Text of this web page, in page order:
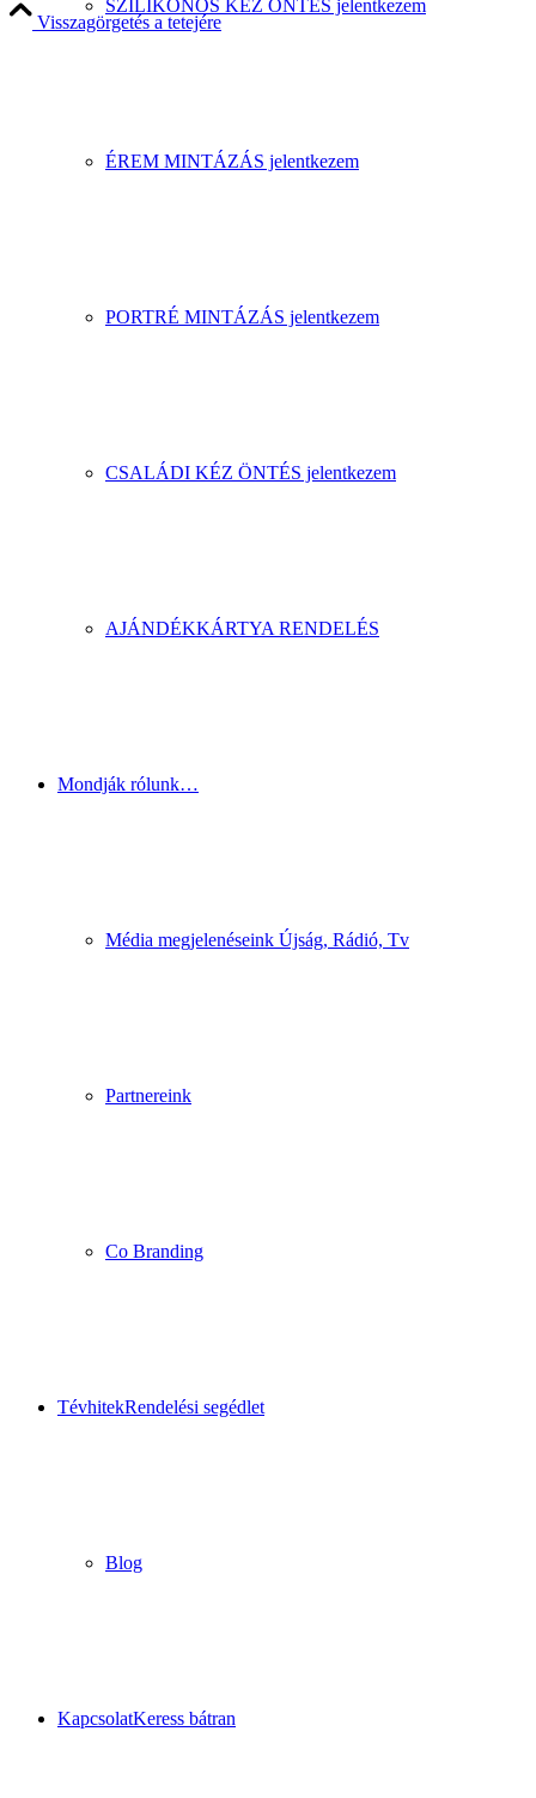
SZILIKONOS KÉZ ÖNTÉS jelentkezem
ÉREM MINTÁZÁS jelentkezem
PORTRÉ MINTÁZÁS jelentkezem
CSALÁDI KÉZ ÖNTÉS jelentkezem
AJÁNDÉKKÁRTYA RENDELÉS
Mondják rólunk…
Média megjelenéseink Újság, Rádió, Tv
Partnereink
Co Branding
TévhitekRendelési segédlet
Blog
KapcsolatKeress bátran
Visszagörgetés a tetejére